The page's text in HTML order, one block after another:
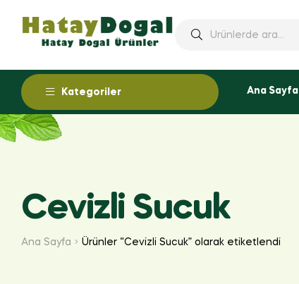
Kategoriler Ana Sayfa
Cevizli Sucuk
Ana Sayfa Ürünler “Cevizli Sucuk” olarak etiketlendi